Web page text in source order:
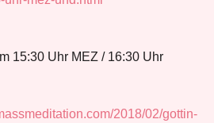
15:30 Uhr MEZ / 16:30 Uhr
2018/02/gottin-